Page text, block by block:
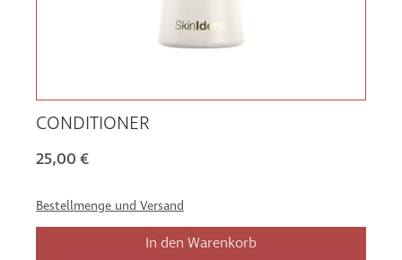
CONDITIONER
25,00 €
Bestellmenge und Versand
In den Warenkorb